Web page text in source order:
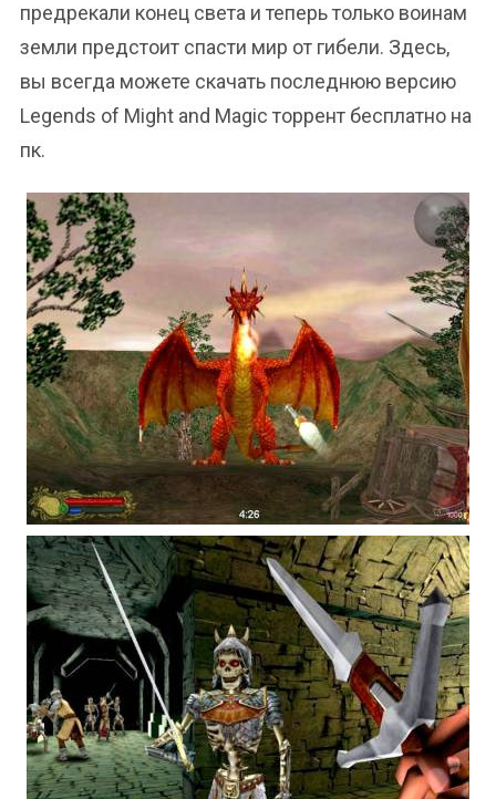
предрекали конец света и теперь только воинам
земли предстоит спасти мир от гибели. Здесь,
вы всегда можете скачать последнюю версию
Legends of Might and Magic торрент бесплатно на
пк.